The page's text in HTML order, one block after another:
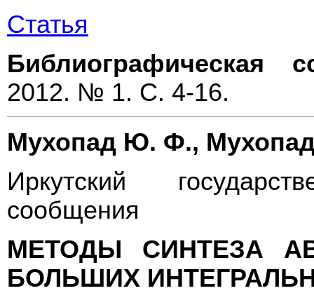
Статья
Библиографическая
2012. № 1. С. 4-16.
Мухопад Ю. Ф.,
Иркутский
сообщения
МЕТОДЫ СИНТЕЗА
БОЛЬШИХ